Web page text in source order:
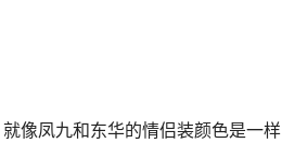
像凤九和东华的情侣装颜色是一样